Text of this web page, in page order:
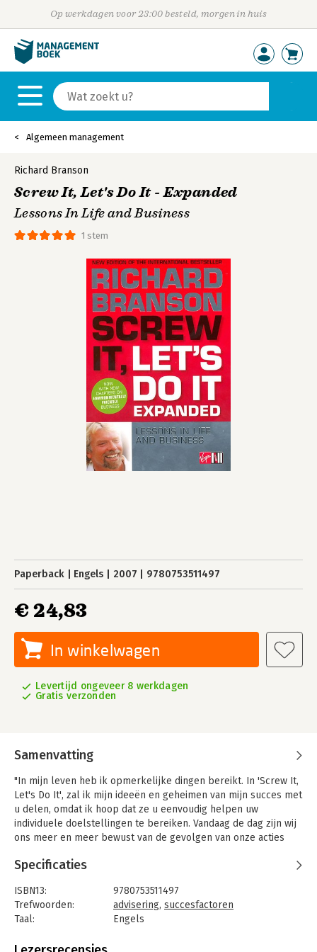
Op werkdagen voor 23:00 besteld, morgen in huis
Algemeen management
1 stem
Richard Branson
Screw It, Let's Do It - Expanded
Lessons In Life and Business
Paperback Engels 2007 9780753511497
€ 24,83
In winkelwagen
Levertijd ongeveer 8 werkdagen
Gratis verzonden
Samenvatting
"In mijn leven heb ik opmerkelijke dingen bereikt. In 'Screw It,
Let's Do It', zal ik mijn ideeën en geheimen van mijn succes met
u delen, omdat ik hoop dat ze u eenvoudig helpen uw
individuele doelstellingen te bereiken. Vandaag de dag zijn wij
ons meer en meer bewust van de gevolgen van onze acties
organisaties, een verantwoordelijkheid hebben om geen kwaad
wij het milieu kunnen beschadigen, en waarom het aan grote
bedrijven zoals Virgin is om zaken op een meer holistische
manier te benaderen.
In 'Screw It, Let's Do It' werp ik een blik op de toekomst. Er is
Specificaties
ISBN13:
9780753511497
Trefwoorden:
advisering, succesfactoren
Taal:
Engels
Aantal pagina's: